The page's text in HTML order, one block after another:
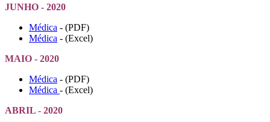
JUNHO - 2020
Médica - (PDF)
Médica - (Excel)
MAIO - 2020
Médica - (PDF)
Médica - (Excel)
ABRIL - 2020